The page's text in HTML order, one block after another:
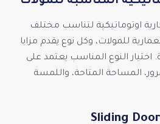
اوتوماتيكية لتناسب مختلف
للمولات، وكل نوع يقدم مزايا
اختيار النوع المناسب يعتمد على
المساحة المتاحة، واللمسة